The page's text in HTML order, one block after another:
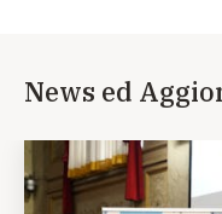
News ed